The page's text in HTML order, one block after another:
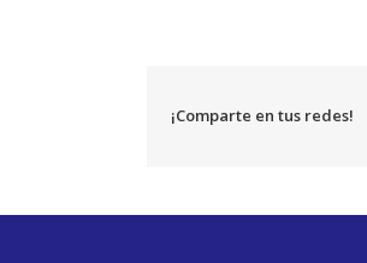
¡Comparte en tus redes!